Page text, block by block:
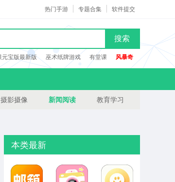
软件提交
专题合集
热门手游
搜索
元宝版最新版 巫术纸牌游戏 有堂课
风暴奇
摄影摄像 新闻阅读 教育学习
本类最新